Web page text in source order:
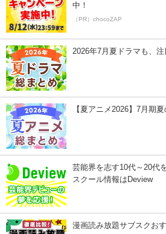
中！
（PR）chocoZAP
2026年7月夏ドラマも、
【夏アニメ2026】7月期
芸能界を志す10代～20代
スクール情報はDeview
漫画読み放題サブスクお